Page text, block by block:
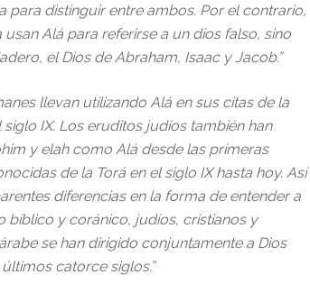
para distinguir entre ambos. Por el contrario,
Alá para referirse a un dios falso, sino
el Dios de Abraham, Isaac y Jacob.”
llevan utilizando Alá en sus citas de la
IX. Los eruditos judíos también han
y elah como Alá desde las primeras
de la Torá en el siglo IX hasta hoy. Así
diferencias en la forma de entender a
bíblico y coránico, judíos, cristianos y
se han dirigido conjuntamente a Dios
catorce siglos.”